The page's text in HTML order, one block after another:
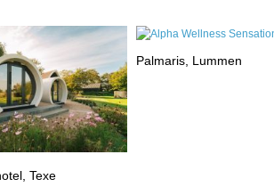
Texe
Palmaris, Lummen